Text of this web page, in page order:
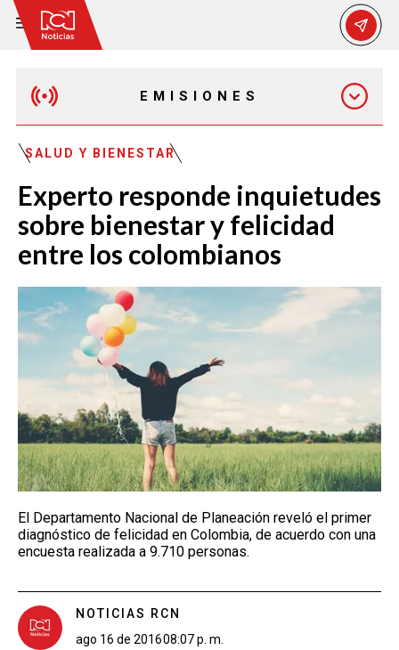
EMISIONES
MAÑANA EXPRESS
EMISIÓN 12:30 PM
EMISIÓN 7:00 PM
EMISIÓN 11:30 PM
SALUD Y BIENESTAR
Experto responde inquietudes
sobre bienestar y felicidad
entre los colombianos
El Departamento Nacional de Planeación reveló el primer
diagnóstico de felicidad en Colombia, de acuerdo con una
encuesta realizada a 9.710 personas.
NOTICIAS RCN
ago 16 de 201608:07 p. m.